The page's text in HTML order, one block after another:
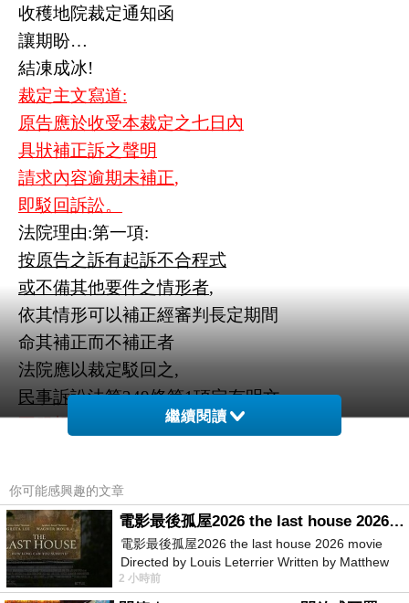
收穫地院裁定通知函
讓期盼…
結凍成冰!
裁定主文寫道:
原告應於收受本裁定之七日內
具狀補正訴之聲明
請求內容逾期未補正,
即駁回訴訟。
法院理由:第一項:
按原告之訴有起訴不合程式
或不備其他要件之情形者,
依其情形可以補正經審判長定期間
命其補正而不補正者
法院應以裁定駁回之,
民事訴訟法第249條第1項定有明文……
不服想請問法官大人:
您的標準就是…
以霸道思維、程序舖梗、
不得違抗
藉著司法權仗
主觀認定的聖旨不是嗎?
繼續閱讀
你可能感興趣的文章
電影最後孤屋2026 the last house 2026 movie
電影最後孤屋2026 the last house 2026 movie
Directed by Louis Leterrier Written by Matthew
Robinson Starring Greta Lee Wa
2 小時前